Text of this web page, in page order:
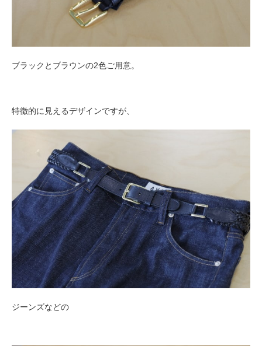
ブラックとブラウンの2色ご用意。
特徴的に見えるデザインですが、
ジーンズなどの